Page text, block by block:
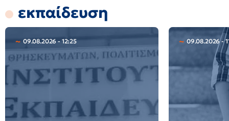
εκπαίδευση
09.08.2026 - 12:25 09.08.2026 -